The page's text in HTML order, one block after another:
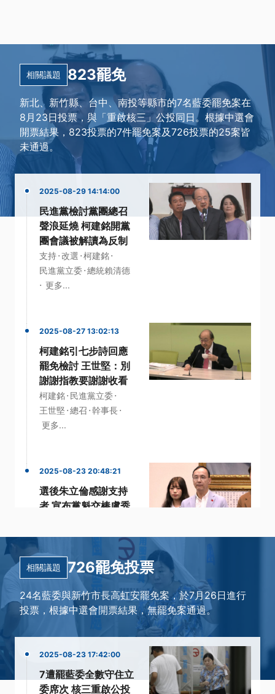
相關議題 823罷免
新北、新竹縣、台中、南投等縣市的7名藍委罷免案在
8月23日投票，與「重啟核三」公投同日。根據中選會
開票結果，823投票的7件罷免案及726投票的25案皆
未通過。
2025-08-29 14:14:00
民進黨檢討黨團總召
聲浪延燒 柯建銘開黨
團會議被解讀為反制
支持·改選 ·柯建銘·
民進黨立委·總統賴清德
· 更多...
2025-08-27 13:02:13
柯建銘引七步詩回應
罷免檢討 王世堅：別
謝謝指教要謝謝收看
柯建銘· 民進黨立委·
王世堅 ·總召 ·幹事長·
更多...
2025-08-23 20:48:21
選後朱立倫感謝支持
者 宣布黨魁交棒盧秀
823罷免·交棒·
朱立倫 ·更多...
相關議題 726罷免投票
24名藍委與新竹市長高虹安罷免案，於7月26日進行
投票，根據中選會開票結果，無罷免案通過。
2025-08-23 17:42:00
7遭罷藍委全數守住立
委席次 核三重啟公投